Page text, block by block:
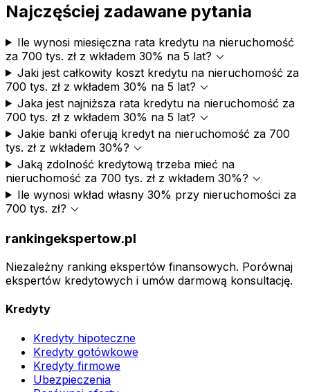
Najczęściej zadawane pytania
Ile wynosi miesięczna rata kredytu na nieruchomość
za 700 tys. zł z wkładem 30% na 5 lat? expand_more
Jaki jest całkowity koszt kredytu na nieruchomość za
700 tys. zł z wkładem 30% na 5 lat? expand_more
Jaka jest najniższa rata kredytu na nieruchomość za
700 tys. zł z wkładem 30% na 5 lat? expand_more
Jakie banki oferują kredyt na nieruchomość za 700
tys. zł z wkładem 30%? expand_more
Jaką zdolność kredytową trzeba mieć na
nieruchomość za 700 tys. zł z wkładem 30%? expand_more
Ile wynosi wkład własny 30% przy nieruchomości za
700 tys. zł? expand_more
rankingekspertow.pl
Niezależny ranking ekspertów finansowych. Porównaj
ekspertów kredytowych i umów darmową konsultację.
Kredyty
Kredyty hipoteczne
Kredyty gotówkowe
Kredyty firmowe
Ubezpieczenia